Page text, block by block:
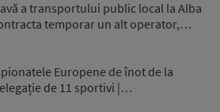
a transportului public local la Alba
temporar un alt operator,…
Europene de înot de la
de 11 sportivi |…